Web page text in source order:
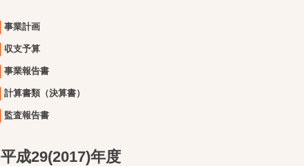
事業計画
収支予算
事業報告書
計算書類（決算書）
監査報告書
平成29(2017)年度